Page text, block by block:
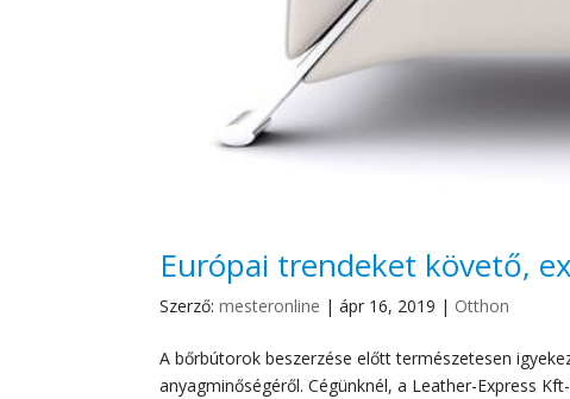
Európai trendeket követő,
Szerző:mesteronline |ápr 16, 2019 | Otthon
A bőrbútorok beszerzése előtt természetesen
anyagminőségéről. Cégünknél, a Leather-Express